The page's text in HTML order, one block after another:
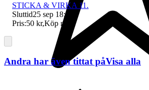
STICKA & VIRKA 11.
Sluttid25 sep 18:52
Pris:50 kr,Köp nu
Andra har även tittat påVisa alla